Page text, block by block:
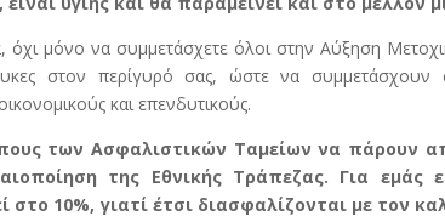
μόνο να συμμετάσχετε όλοι στην Αύξηση
στον περίγυρό σας, ώστε να
και επενδυτικούς.
των Ασφαλιστικών Ταμείων να πάρουν
της Εθνικής Τράπεζας. Για εμάς
10%, γιατί έτσι διασφαλίζονται με τον